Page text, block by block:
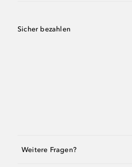
Sicher bezahlen
Weitere Fragen?